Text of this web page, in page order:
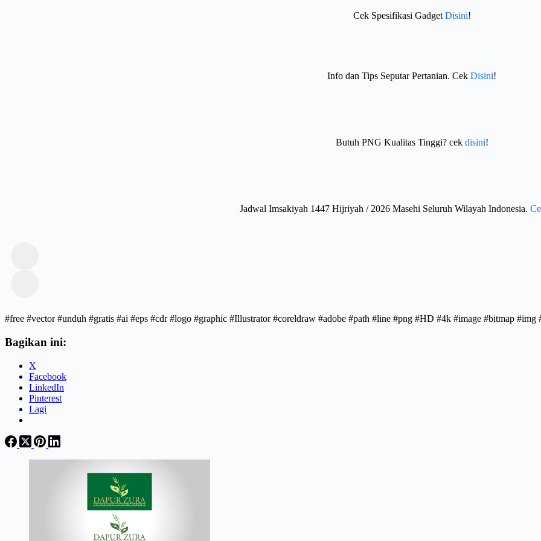
Cek Spesifikasi GadgetDisini!
Info dan Tips Seputar Pertanian. Cek Disini!
Butuh PNG Kualitas Tinggi? cek disini!
Jadwal Imsakiyah 1447 Hijriyah / 2026 Masehi Seluruh Wilayah Indonesia.
#free #vector #unduh #gratis #ai #eps #cdr #logo #graphic #Illustrator #coreldraw #adobe #path #line #png #HD #4k #image #bitmap
Bagikan ini:
X
Facebook
LinkedIn
Pinterest
Lagi